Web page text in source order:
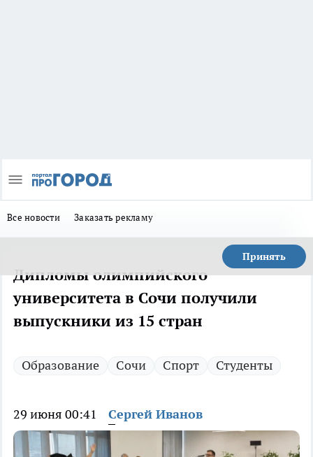
Все новости Заказать рекламу
Принять
Дипломы олимпийского
университета в Сочи получили
выпускники из 15 стран
Образование Сочи Спорт Студенты
29 июня 00:41 Сергей Иванов